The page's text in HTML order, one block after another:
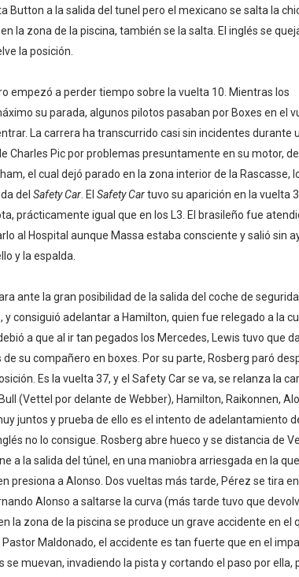
League 2026 - Las Utah Talons son
2026 (Oklahoma City, Estados Unidos) -
2026 - Tadej Pogacar entra en el selecto
- Lando Norris consigue en Hungría su
saltos 2026 (París, Francia) - Bronce para
Button a la salida del tunel pero el mexicano se salta la
la zona de la piscina, también se la salta. El inglés se
la posición.
empezó a perder tiempo sobre la vuelta 10. Mientras los
su parada, algunos pilotos pasaban por Boxes en el
La carrera ha transcurrido casi sin incidentes durante
Charles Pic por problemas presuntamente en su motor,
el cual dejó parado en la zona interior de la Rascasse,
del Safety Car. El Safety Car tuvo su aparición en la vuelta
prácticamente igual que en los L3. El brasileño fue
al Hospital aunque Massa estaba consciente y salió sin
y la espalda.
ante la gran posibilidad de la salida del coche de
consiguió adelantar a Hamilton, quien fue relegado a la
a que al ir tan pegados los Mercedes, Lewis tuvo que
su compañero en boxes. Por su parte, Rosberg paró
Es la vuelta 37, y el Safety Car se va, se relanza la
(Vettel por delante de Webber), Hamilton, Raikonnen,
juntos y prueba de ello es el intento de adelantamiento
no lo consigue. Rosberg abre hueco y se distancia de
a la salida del túnel, en una maniobra arriesgada en la que
presiona a Alonso. Dos vueltas más tarde, Pérez se tira
Alonso a saltarse la curva (más tarde tuvo que
la zona de la piscina se produce un grave accidente en el
Maldonado, el accidente es tan fuerte que en el
muevan, invadiendo la pista y cortando el paso por ella,